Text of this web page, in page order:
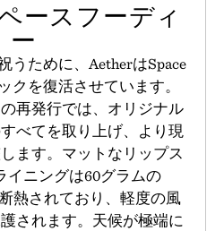
ースフーディ
ー
うために、AetherはSpace
クを復活させています。
再発行では、オリジナル
べてを取り上げ、より現
ます。マットなリップス
イニングは60グラムの
熱されており、軽度の風
されます。天候が極端に